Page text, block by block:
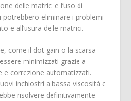
delle matrici e l’uso di
potrebbero eliminare i problemi
e all’usura delle matrici.
come il dot gain o la scarsa
minimizzati grazie a
e correzione automatizzati.
inchiostri a bassa viscosità e
risolvere definitivamente